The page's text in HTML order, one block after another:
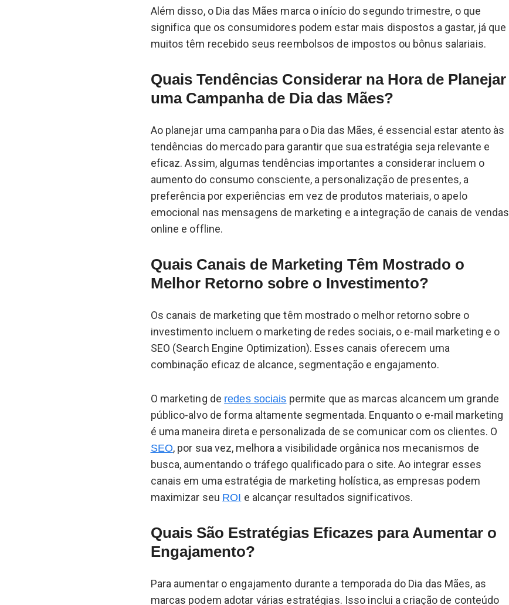
Além disso, o Dia das Mães marca o início do segundo trimestre, o que
significa que os consumidores podem estar mais dispostos a gastar, já que
muitos têm recebido seus reembolsos de impostos ou bônus salariais.
Quais Tendências Considerar na Hora de Planejar
uma Campanha de Dia das Mães?
Ao planejar uma campanha para o Dia das Mães, é essencial estar atento às
tendências do mercado para garantir que sua estratégia seja relevante e
eficaz. Assim, algumas tendências importantes a considerar incluem o
aumento do consumo consciente, a personalização de presentes, a
preferência por experiências em vez de produtos materiais, o apelo
emocional nas mensagens de marketing e a integração de canais de vendas
online e offline.
Quais Canais de Marketing Têm Mostrado o
Melhor Retorno sobre o Investimento?
Os canais de marketing que têm mostrado o melhor retorno sobre o
investimento incluem o marketing de redes sociais, o e-mail marketing e o
SEO (Search Engine Optimization). Esses canais oferecem uma
combinação eficaz de alcance, segmentação e engajamento.
O marketing de redes sociais permite que as marcas alcancem um grande
público-alvo de forma altamente segmentada. Enquanto o e-mail marketing
é uma maneira direta e personalizada de se comunicar com os clientes. O
SEO, por sua vez, melhora a visibilidade orgânica nos mecanismos de
busca, aumentando o tráfego qualificado para o site. Ao integrar esses
canais em uma estratégia de marketing holística, as empresas podem
maximizar seu ROI e alcançar resultados significativos.
Quais São Estratégias Eficazes para Aumentar o
Engajamento?
Para aumentar o engajamento durante a temporada do Dia das Mães, as
marcas podem adotar várias estratégias. Isso inclui a criação de conteúdo